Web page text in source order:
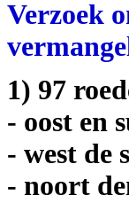
Verzoek
1) 97
- oost en
- west de
- noort